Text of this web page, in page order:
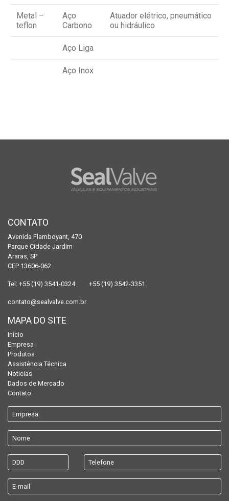
Metal –
teflon
Aço
Carbono
Atuador elétrico, pneumático
ou hidráulico
Aço Liga
Aço Inox
CONTATO
Avenida Flamboyant, 470
Parque Cidade Jardim
Araras, SP
CEP 13606-062
Tel: +55 (19) 3541-0324 +55 (19) 3542-3351
contato@sealvalve.com.br
MAPA DO SITE
Início
Empresa
Produtos
Assistência Técnica
Notícias
Dados de Mercado
Contato